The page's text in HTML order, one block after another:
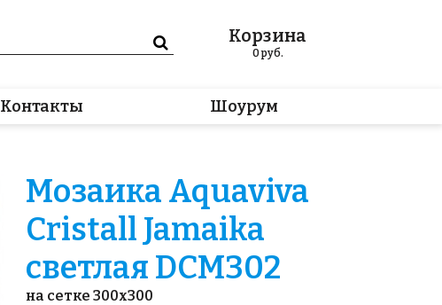
Корзина
0руб.
Контакты Шоурум
Мозаика Aquaviva
Сristall Jamaika
светлая DCM302
на сетке 300x300